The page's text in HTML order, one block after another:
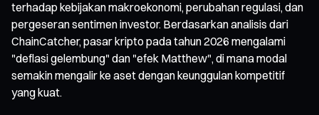
terhadap kebijakan makroekonomi, perubahan regulasi, dan
pergeseran sentimen investor. Berdasarkan analisis dari
ChainCatcher, pasar kripto pada tahun 2026 mengalami
"deflasi gelembung" dan "efek Matthew", di mana modal
semakin mengalir ke aset dengan keunggulan kompetitif
yang kuat.